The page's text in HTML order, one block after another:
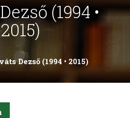
(1994 •
2015)
Dezső (1994 • 2015)